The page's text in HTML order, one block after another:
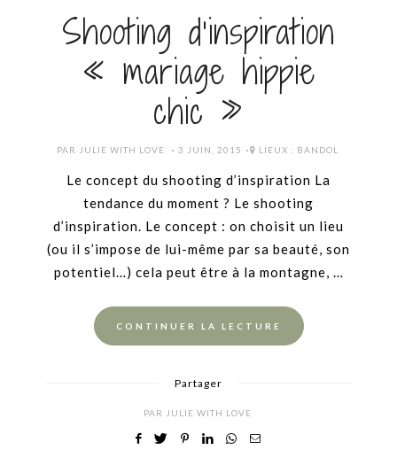
Shooting d’inspiration
« mariage hippie
chic »
PAR JULIE WITH LOVE
POSTED
3 JUIN, 2015 LIEUX : BANDOL
Le concept du shooting d’inspiration La
tendance du moment ? Le shooting
d’inspiration. Le concept : on choisit un lieu
(ou il s’impose de lui-même par sa beauté, son
potentiel…) cela peut être à la montagne, …
CONTINUER LA LECTURE
Partager
PAR JULIE WITH LOVE